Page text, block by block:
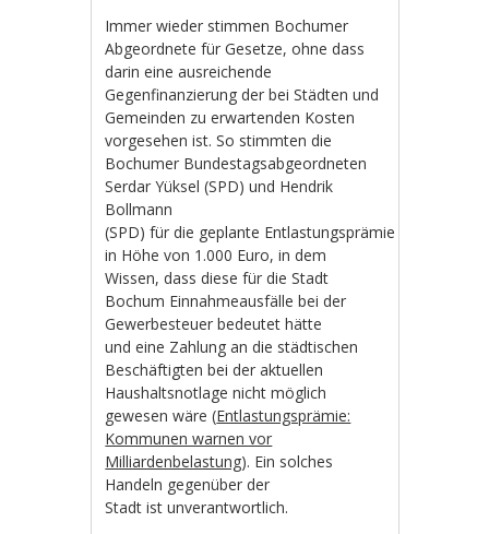
Immer wieder stimmen Bochumer
Abgeordnete für Gesetze, ohne dass
darin eine ausreichende
Gegenfinanzierung der bei Städten und
Gemeinden zu erwartenden Kosten
vorgesehen ist. So stimmten die
Bochumer Bundestagsabgeordneten
Serdar Yüksel (SPD) und Hendrik
Bollmann
(SPD) für die geplante Entlastungsprämie
in Höhe von 1.000 Euro, in dem
Wissen, dass diese für die Stadt
Bochum Einnahmeausfälle bei der
Gewerbesteuer bedeutet hätte
und eine Zahlung an die städtischen
Beschäftigten bei der aktuellen
Haushaltsnotlage nicht möglich
gewesen wäre (Entlastungsprämie:
Kommunen warnen vor
Milliardenbelastung). Ein solches
Handeln gegenüber der
Stadt ist unverantwortlich.